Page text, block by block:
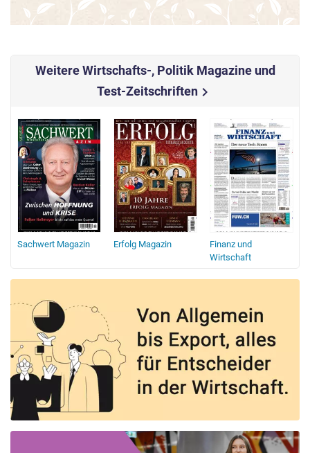
Weitere Wirtschafts-, Politik Magazine und
Test-Zeitschriftenchevron_right
Sachwert Magazin Erfolg Magazin
Finanz und
Wirtschaft